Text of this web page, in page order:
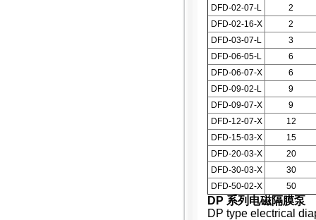
DFD-02-07-L
2
DFD-02-16-X
2
DFD-03-07-L
3
DFD-06-05-L
6
DFD-06-07-X
6
DFD-09-02-L
9
DFD-09-07-X
9
DFD-12-07-X
12
DFD-15-03-X
15
DFD-20-03-X
20
DFD-30-03-X
30
DFD-50-02-X
50
DP 系列电磁隔膜泵
DP type electrical